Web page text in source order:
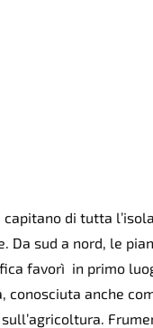
di tutta
Da sud a nord, le
favorì in primo
conosciuta anche